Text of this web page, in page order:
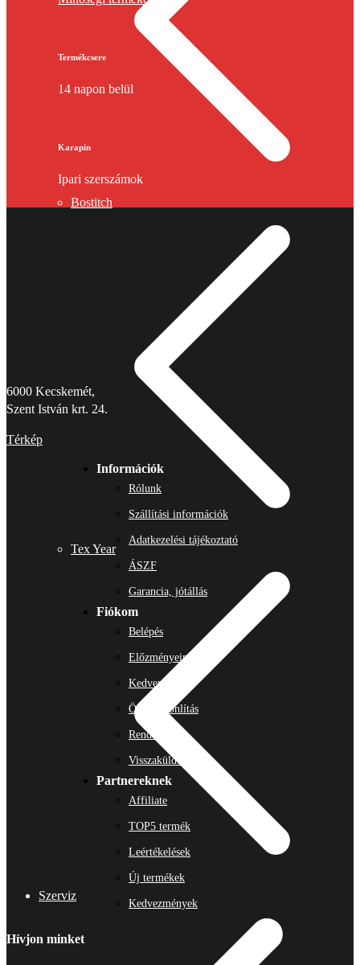
Bostitch
Tex Year
Szerviz
Termékcsere
14 napon belül
Karapin
Ipari szerszámok
6000 Kecskemét,
Szent István krt. 24.
Térkép
Információk
Rólunk
Szállítási információk
Adatkezelési tájékoztató
ÁSZF
Garancia, jótállás
Fiókom
Belépés
Előzményeim
Kedvenceim
Összehasonlítás
Rendeléseim
Visszaküldés
Partnereknek
Affiliate
TOP5 termék
Leértékelések
Új termékek
Kedvezmények
Hívjon minket